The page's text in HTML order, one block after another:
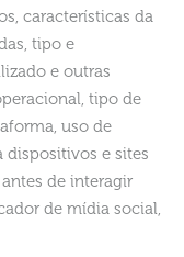
características da
tipo e
e outras
tipo de
uso de
dispositivos e sites
de interagir
de mídia social,